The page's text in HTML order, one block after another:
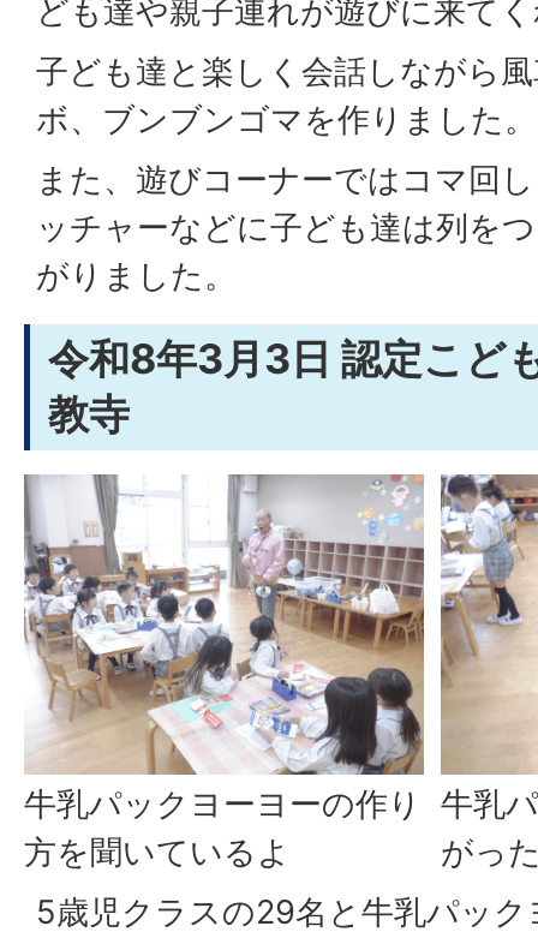
ども達や親子連れが遊びに来て
子ども達と楽しく会話しながら
ボ、ブンブンゴマを作りました。
また、遊びコーナーではコマ回
ッチャーなどに子ども達は列を
がりました。
令和8年3月3日 認定こど
教寺
牛乳パックヨーヨーの作り
方を聞いているよ
牛乳
がっ
5歳児クラスの29名と牛乳パッ